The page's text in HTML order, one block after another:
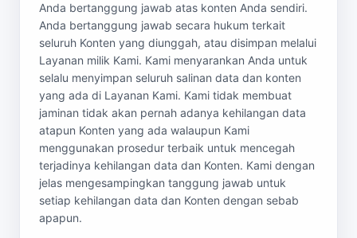
Anda bertanggung jawab atas konten Anda sendiri.
Anda bertanggung jawab secara hukum terkait
seluruh Konten yang diunggah, atau disimpan melalui
Layanan milik Kami. Kami menyarankan Anda untuk
selalu menyimpan seluruh salinan data dan konten
yang ada di Layanan Kami. Kami tidak membuat
jaminan tidak akan pernah adanya kehilangan data
atapun Konten yang ada walaupun Kami
menggunakan prosedur terbaik untuk mencegah
terjadinya kehilangan data dan Konten. Kami dengan
jelas mengesampingkan tanggung jawab untuk
setiap kehilangan data dan Konten dengan sebab
apapun.